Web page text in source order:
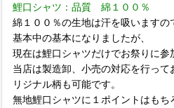
鯉口シャツ：品質 綿１００％
綿１００％の生地は汗を吸います
基本中の基本になりましたが、
現在は鯉口シャツだけでお祭りに参
当店は製造卸、小売の対応を行っ
リジナル柄も可能です。
無地鯉口シャツに１ポイントはもち